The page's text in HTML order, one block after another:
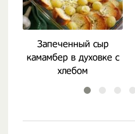
Запеченный сыр
камамбер в духовке с
хлебом